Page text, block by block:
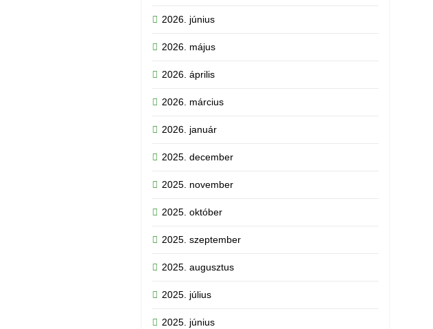
2026. június
2026. május
2026. április
2026. március
2026. január
2025. december
2025. november
2025. október
2025. szeptember
2025. augusztus
2025. július
2025. június